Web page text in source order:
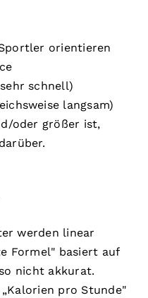
orientieren
schnell)
langsam)
oder größer ist,
werden linear
Formel" basiert auf
nicht akkurat.
pro Stunde"